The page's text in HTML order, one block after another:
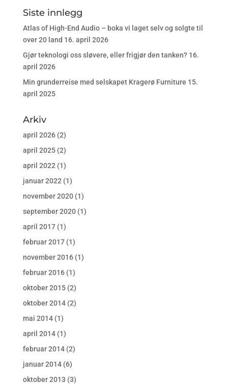
Siste innlegg
Atlas of High-End Audio – boka vi laget selv og solgte til
over 20 land 16. april 2026
Gjør teknologi oss sløvere, eller frigjør den tanken? 16.
april 2026
Min grunderreise med selskapet Kragerø Furniture 15.
april 2025
Arkiv
april 2026(2)
april 2025(2)
april 2022 (1)
januar 2022 (1)
november 2020(1)
september 2020(1)
april 2017(1)
februar 2017(1)
november 2016(1)
februar 2016(1)
oktober 2015(2)
oktober 2014(2)
mai 2014(1)
april 2014(1)
februar 2014(2)
januar 2014(6)
oktober 2013 (3)